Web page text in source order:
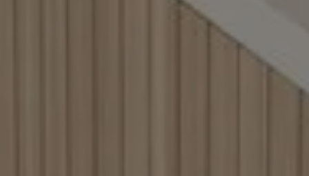
JETZT IHR BAD
MODERNISIEREN